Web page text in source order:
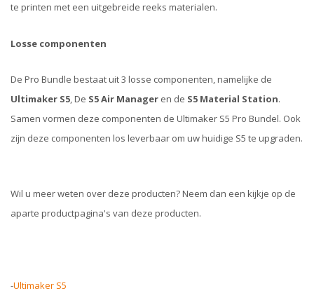
te printen met een uitgebreide reeks materialen.
Losse componenten
De Pro Bundle bestaat uit 3 losse componenten, namelijke de
Ultimaker S5, De S5 Air Manager en de S5 Material Station.
Samen vormen deze componenten de Ultimaker S5 Pro Bundel. Ook
zijn deze componenten los leverbaar om uw huidige S5 te upgraden.
Wil u meer weten over deze producten? Neem dan een kijkje op de
aparte productpagina's van deze producten.
-Ultimaker S5